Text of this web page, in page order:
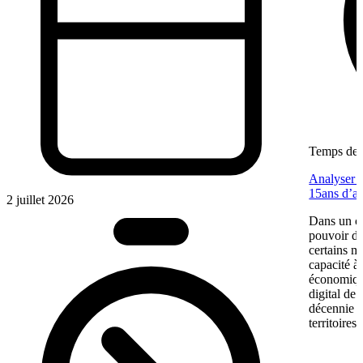
2 juillet 2026
Temps de
Analyser
15ans
Dans un
pouvoir
certains
capacité
digital de
décennie